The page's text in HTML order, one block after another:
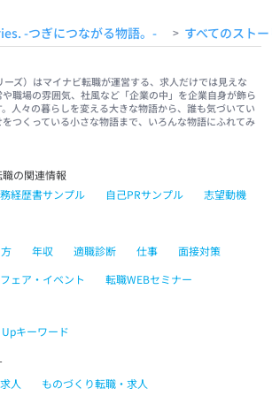
-つぎにつながる物語。- > すべてのスト
ズ）はマイナビ転職が運営する、求人だけでは見えな
職場の雰囲気、社風など「企業の中」を企業自身が飾ら
人々の暮らしを変える大きな物語から、誰も気づいてい
つくっている小さな物語まで、いろんな物語にふれてみ
の関連情報
経歴書サンプル 自己PRサンプル
志望動機
年収 適職診断 仕事
面接対策
ェア・イベント 転職WEBセミナー
キーワード
人
ものづくり転職・求人